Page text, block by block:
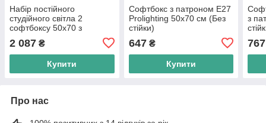
Набір постійного
студійного світла 2
софтбоксу 50x70 з
плафони
2 087 ₴
Купити
Софтбокс з патроном Е27
Prolighting 50х70 см (Без
стійки)
647₴
Купити
з
767
Про нас